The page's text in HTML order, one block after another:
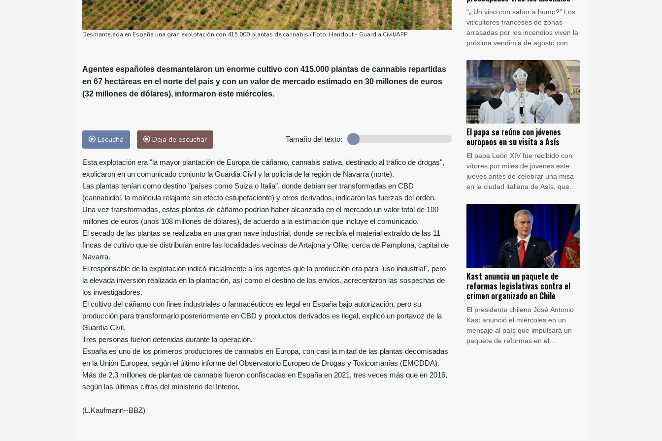
Desmantelada en España una gran explotación con 415.000 plantas de cannabis / Foto: Handout - Guardia Civil/AFP
Agentes españoles desmantelaron un enorme cultivo con 415.000 plantas de cannabis repartidas
en 67 hectáreas en el norte del país y con un valor de mercado estimado en 30 millones de euros
(32 millones de dólares), informaron este miércoles.
Escucha Deja de escuchar Tamaño del texto:
Esta explotación era "la mayor plantación de Europa de cáñamo, cannabis sativa, destinado al tráfico de drogas",
explicaron en un comunicado conjunto la Guardia Civil y la policía de la región de Navarra (norte).
Las plantas tenían como destino "países como Suiza o Italia", donde debían ser transformadas en CBD
(cannabidiol, la molécula relajante sin efecto estupefaciente) y otros derivados, indicaron las fuerzas del orden.
Una vez transformadas, estas plantas de cáñamo podrían haber alcanzado en el mercado un valor total de 100
millones de euros (unos 108 millones de dólares), de acuerdo a la estimación que incluye el comunicado.
El secado de las plantas se realizaba en una gran nave industrial, donde se recibía el material extraído de las 11
fincas de cultivo que se distribuían entre las localidades vecinas de Artajona y Olite, cerca de Pamplona, capital de
Navarra.
El responsable de la explotación indicó inicialmente a los agentes que la producción era para "uso industrial", pero
la elevada inversión realizada en la plantación, así como el destino de los envíos, acrecentaron las sospechas de
los investigadores.
El cultivo del cáñamo con fines industriales o farmacéuticos es legal en España bajo autorización, pero su
producción para transformarlo posteriormente en CBD y productos derivados es ilegal, explicó un portavoz de la
Guardia Civil.
Tres personas fueron detenidas durante la operación.
España es uno de los primeros productores de cannabis en Europa, con casi la mitad de las plantas decomisadas
en la Unión Europea, según el último informe del Observatorio Europeo de Drogas y Toxicomanías (EMCDDA).
Más de 2,3 millones de plantas de cannabis fueron confiscadas en España en 2021, tres veces más que en 2016,
según las últimas cifras del ministerio del Interior.
(L.Kaufmann--BBZ)
"¿Un vino con sabor a humo?" Los
viticultores franceses de zonas
arrasadas por los incendios viven la
próxima vendimia de agosto con
comercializar su cosecha de 2026.
El papa se reúne con jóvenes
europeos en su visita a Asís
El papa León XIV fue recibido con
vítores por miles de jóvenes este
jueves antes de celebrar una misa
en la ciudad italiana de Asís, que
aniversario de la muerte de San
Kast anuncia un paquete de
reformas legislativas contra el
crimen organizado en Chile
El presidente chileno José Antonio
Kast anunció el miércoles en un
mensaje al país que impulsará un
paquete de reformas en el